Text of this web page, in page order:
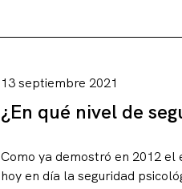
13 septiembre 2021
¿En qué nivel de
Como ya demostró en 2012
hoy en día la seguridad